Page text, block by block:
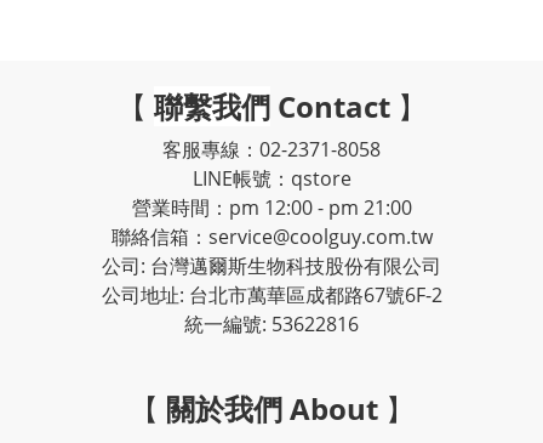
【 聯繫我們 Contact 】
客服專線：02-2371-8058
LINE帳號：qstore
營業時間：pm 12:00 - pm 21:00
聯絡信箱：service@coolguy.com.tw
公司: 台灣邁爾斯生物科技股份有限公司
公司地址: 台北市萬華區成都路67號6F-2
統一編號: 53622816
【 關於我們 About 】